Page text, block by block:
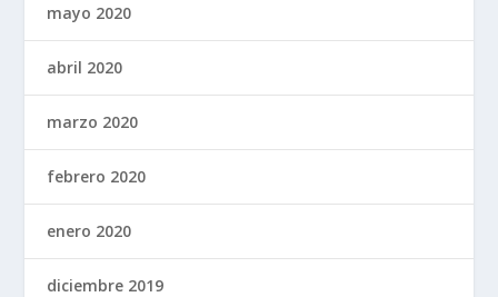
mayo 2020
abril 2020
marzo 2020
febrero 2020
enero 2020
diciembre 2019